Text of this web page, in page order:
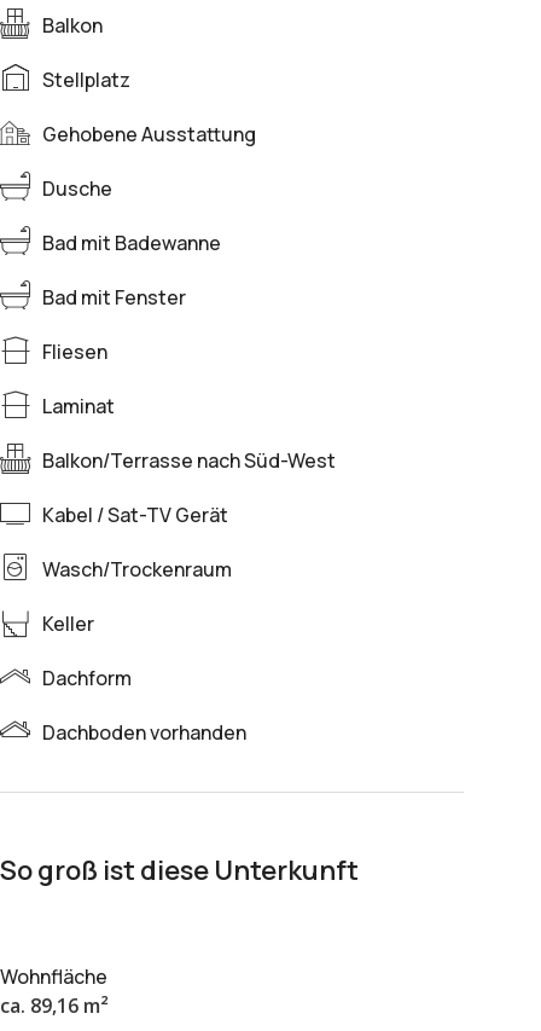
Balkon
Stellplatz
Gehobene Ausstattung
Dusche
Bad mit Badewanne
Bad mit Fenster
Fliesen
Laminat
Balkon/Terrasse nach Süd-West
Kabel / Sat-TV Gerät
Wasch/Trockenraum
Keller
Dachform
Dachboden vorhanden
So groß ist diese Unterkunft
Wohnfläche
ca. 89,16 m²